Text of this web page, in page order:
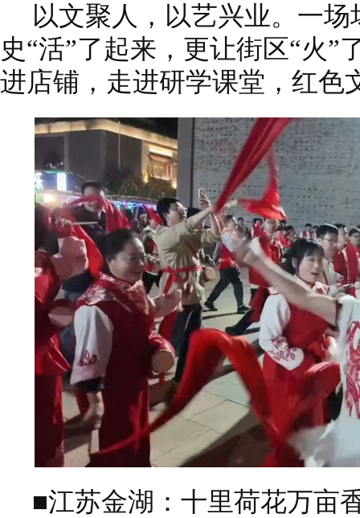
以文聚人，以艺兴业。一
史“活”了起来，更让街区“火
进店铺，走进研学课堂，红色
■江苏金湖：十里荷花万亩